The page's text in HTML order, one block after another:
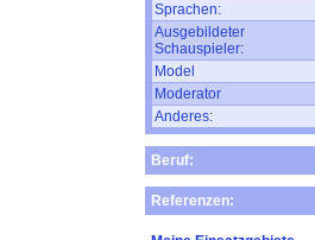
Sprachen:
Ausgebildeter
Schauspieler:
Model
Moderator
Anderes:
Beruf:
Referenzen: